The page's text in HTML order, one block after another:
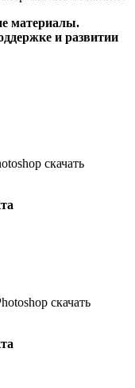
материалы.
и развитии